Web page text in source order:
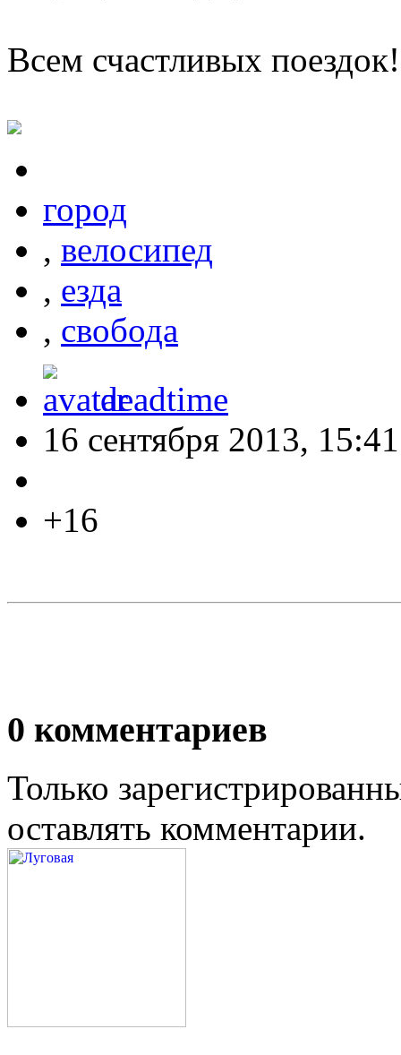
Всем счастливых поездок!
город
, велосипед
, езда
, свобода
deadtime
16 сентября 2013, 15:41
+16
0 комментариев
Только
оставлять комментарии.